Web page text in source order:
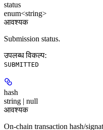
status
enum<string>
आवश्यक
Submission status.
उपलब्ध विकल्प:
SUBMITTED
hash
string | null
आवश्यक
On-chain transaction hash/